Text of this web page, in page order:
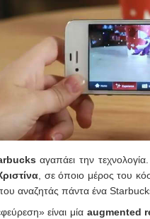
αγαπάει την
, σε όποιο μέρος του
αναζητάς πάντα ένα
είναι μία augmented